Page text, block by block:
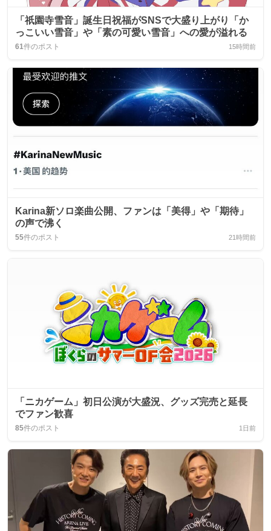
「祇園寺雪音」誕生日祝福がSNSで大盛り上がり「か
っこいい雪音」や「素の可愛い雪音」への愛が溢れる
61件のポスト 15時間前
Karina新ソロ楽曲公開、ファンは「美得」や「期待」
の声で沸く
55件のポスト 21時間前
「ニカゲーム」初日公演が大盛況、グッズ完売と延長
でファン歓喜
85件のポスト 1日前